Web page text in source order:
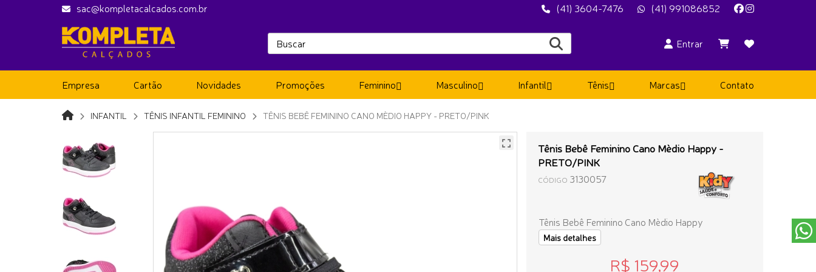
sac@kompletacalcados.com.br (41) 3604-7476 (41) 991086852
Entrar
Empresa Cartão Novidades Promoções Feminino Masculino Infantil Tênis Marcas Contato
INFANTIL TÊNIS INFANTIL FEMININO TÊNIS BEBÊ FEMININO CANO MÈDIO HAPPY - PRETO/PINK
Tênis Bebê Feminino Cano Mèdio Happy -
PRETO/PINK
CÓDIGO 3130057
Tênis Bebê Feminino Cano Mèdio Happy
Mais detalhes
R$ 159,99